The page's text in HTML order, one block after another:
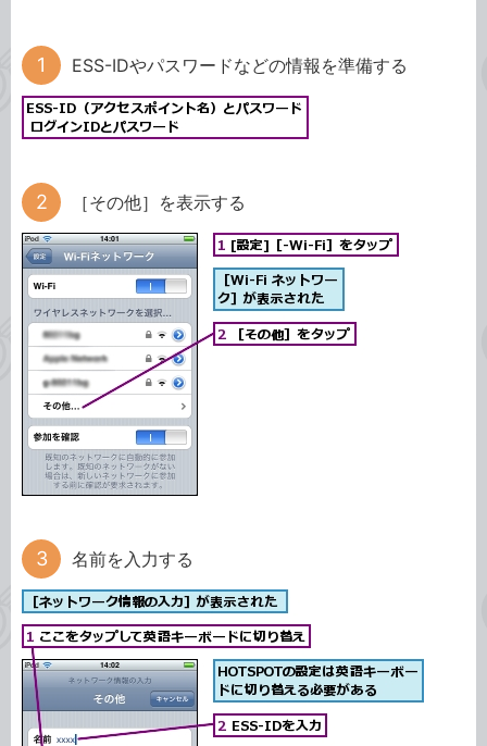
ESS-IDやパスワードなどの情報を準備する
［その他］を表示する
名前を入力する